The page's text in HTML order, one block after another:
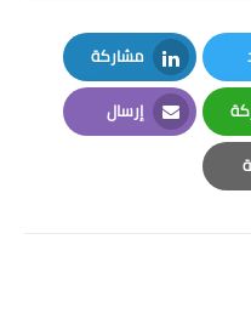
مشاركة
LinkedIn
إرسال
Email